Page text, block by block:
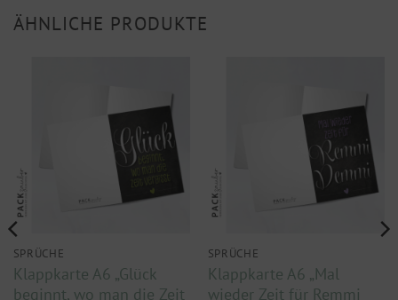
ÄHNLICHE PRODUKTE
SPRÜCHE
Klappkarte A6 „Glück
beginnt, wo man die Zeit
SPRÜCHE
Klappkarte A6 „Mal
wieder Zeit für Remmi